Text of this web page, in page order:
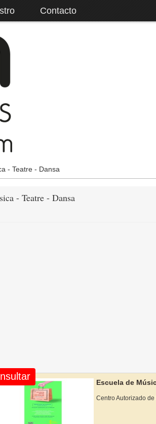
Contacto
- Teatre - Dansa
- Teatre - Dansa
Escuela de
Centro Autorizado